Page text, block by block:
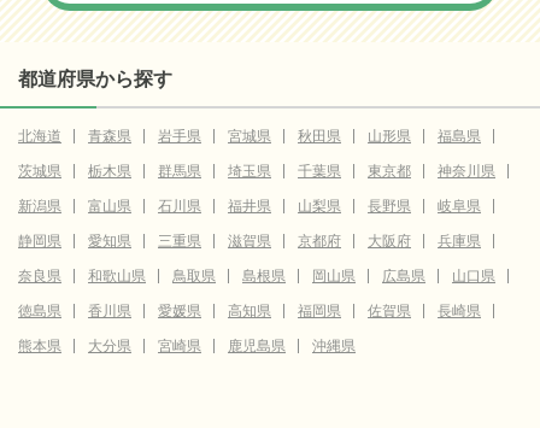
都道府県から探す
北海道 青森県 岩手県 宮城県 秋田県 山形県
福島県
茨城県
栃木県 群馬県 埼玉県 千葉県 東京都
神奈川県
新潟県
富山県 石川県 福井県 山梨県 長野県
岐阜県
静岡県
愛知県 三重県 滋賀県 京都府 大阪府
兵庫県
奈良県
和歌山県 鳥取県 島根県 岡山県 広島県
山口県
徳島県
香川県 愛媛県 高知県 福岡県 佐賀県
長崎県
熊本県
大分県 宮崎県 鹿児島県 沖縄県